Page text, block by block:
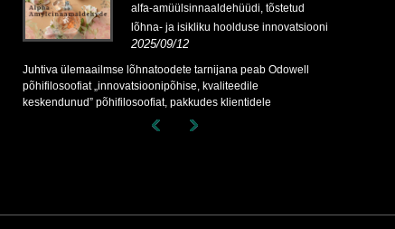
alfa-amüülsinnaaldehüüdi, tõstetud
lõhna- ja isikliku hoolduse innovatsiooni
2025/09/12
Juhtiva ülemaailmse lõhnatoodete tarnijana peab Odowell
põhifilosoofiat „innovatsioonipõhise, kvaliteedile
keskendunud” põhifilosoofiat, pakkudes klientidele
järjekindlalt paremaid lõhnalahendusi kogu maailmas.